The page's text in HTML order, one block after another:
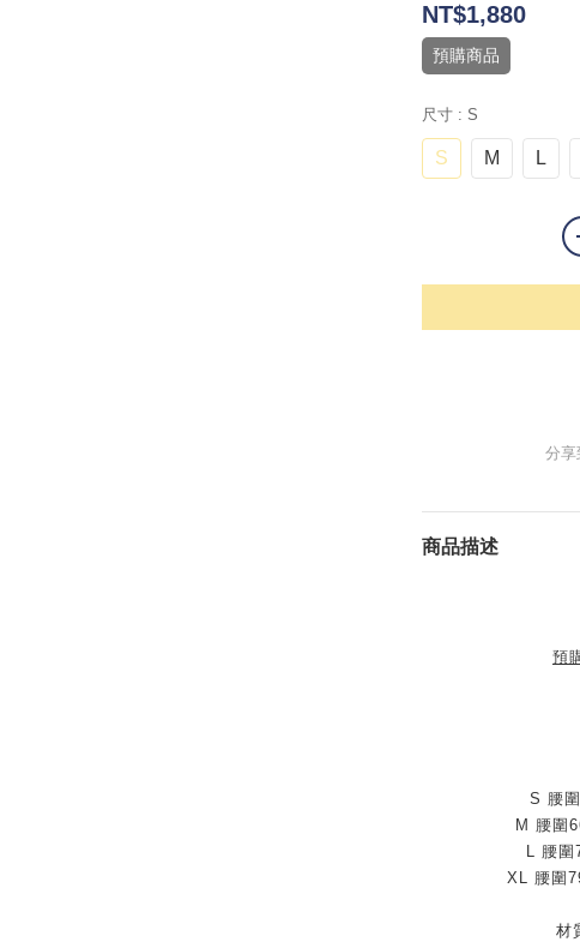
NT$1,880
預購商品
尺寸 : S
S M L
分享
商品描述
預
S 腰
M 腰圍
L 腰
XL 腰圍
材